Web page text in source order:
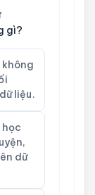
gì?
liệu.
học
dữ